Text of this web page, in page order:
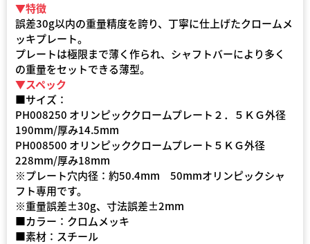
▼特徴
誤差30g以内の重量精度を誇り、丁寧に仕上げたクロームメ
ッキプレート。
プレートは極限まで薄く作られ、シャフトバーにより多く
の重量をセットできる薄型。
▼スペック
■サイズ：
PH008250 オリンピッククロームプレート２．５ＫＧ外径
190mm/厚み14.5mm
PH008500 オリンピッククロームプレート５ＫＧ外径
228mm/厚み18mm
※プレート穴内径：約50.4mm 50mmオリンピックシャ
フト専用です。
※重量誤差±30g、寸法誤差±2mm
■カラー：クロムメッキ
■素材：スチール